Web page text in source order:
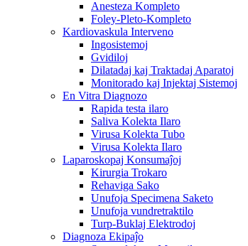
Anesteza Kompleto
Foley-Pleto-Kompleto
Kardiovaskula Interveno
Ingosistemoj
Gvidiloj
Dilatadaj kaj Traktadaj Aparatoj
Monitorado kaj Injektaj Sistemoj
En Vitra Diagnozo
Rapida testa ilaro
Saliva Kolekta Ilaro
Virusa Kolekta Tubo
Virusa Kolekta Ilaro
Laparoskopaj Konsumaĵoj
Kirurgia Trokaro
Rehaviga Sako
Unufoja Specimena Saketo
Unufoja vundretraktilo
Turp-Buklaj Elektrodoj
Diagnoza Ekipaĵo